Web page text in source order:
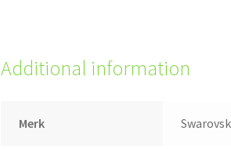
Additional information
Merk